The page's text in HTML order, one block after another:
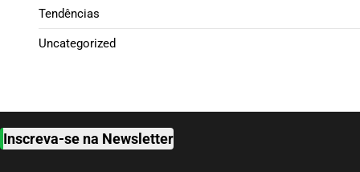
Tendências
Uncategorized
Inscreva-se na Newsletter